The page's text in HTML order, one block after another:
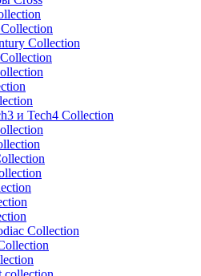
Collection
и Tech4 Collection
Collection